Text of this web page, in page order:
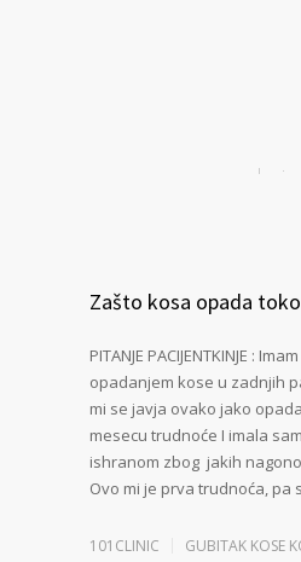
Zašto kosa opada
PITANJE PACIJENTKINJE :
opadanjem kose u zadnjih
mi se javja ovako jako
mesecu trudnoće I imala
ishranom zbog jakih
Ovo mi je prva trudnoća, pa
101CLINIC GUBITAK KOSE